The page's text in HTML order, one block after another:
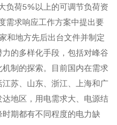
负荷5%以上的可调节负荷资
需求响应工作方案中提出要
和地方先后出台文件并制定
的多样化手段，包括对峰谷
制的探索。目前国内在需求
苏、山东、浙江、上海和广
地区，用电需求大、电源结
期都有不同程度的电力缺